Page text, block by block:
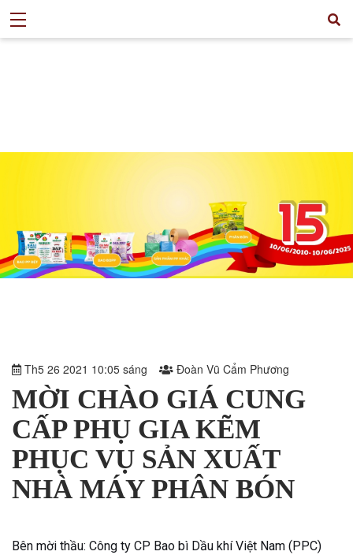
Th5 26 2021 10:05 sáng Đoàn Vũ Cẩm Phương
MỜI CHÀO GIÁ CUNG
CẤP PHỤ GIA KẼM
PHỤC VỤ SẢN XUẤT
NHÀ MÁY PHÂN BÓN
Bên mời thầu: Công ty CP Bao bì Dầu khí Việt Nam (PPC)